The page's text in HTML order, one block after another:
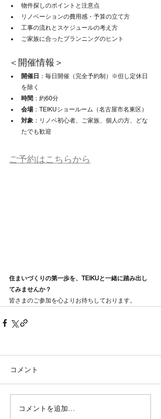
物件探しのポイントと注意点
リノベーションの費用感・予算の立て方
工事の流れとスケジュールの考え方
ご家族に合ったプランニングのヒント
＜開催情報＞
開催日 ：毎日開催（完全予約制）※但し定休日
を除く
時間 ：約60分
会場 ：TEIKUショールーム（名古屋市名東区）
対象 ：リノベ初心者、ご家族、個人の方、どな
たでも歓迎
ご予約はこちらから
住まいづくりの第一歩を、TEIKUと一緒に踏み出し
てみませんか？
皆さまのご参加を心よりお待ちしております。
コメント
コメントを追加…